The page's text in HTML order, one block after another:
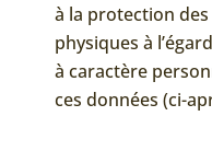
à la protection
physiques à
à caractère
ces données (ci-